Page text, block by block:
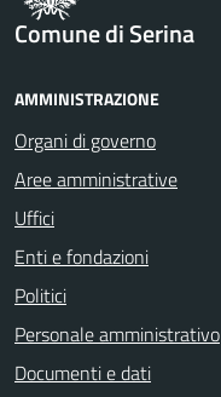
Comune di Serina
AMMINISTRAZIONE
Organi di governo
Aree amministrative
Uffici
Enti e fondazioni
Politici
Personale amministrativo
Documenti e dati